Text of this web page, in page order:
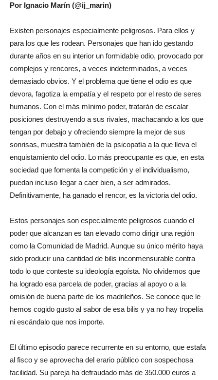
Por Ignacio Marín (@ij_marin)
Existen personajes especialmente peligrosos. Para ellos y
para los que les rodean. Personajes que han ido gestando
durante años en su interior un formidable odio, provocado por
complejos y rencores, a veces indeterminados, a veces
demasiado obvios. Y el problema que tiene el odio es que
devora, fagotiza la empatía y el respeto por el resto de seres
humanos. Con el más mínimo poder, tratarán de escalar
posiciones destruyendo a sus rivales, machacando a los que
tengan por debajo y ofreciendo siempre la mejor de sus
sonrisas, muestra también de la psicopatía a la que lleva el
enquistamiento del odio. Lo más preocupante es que, en esta
sociedad que fomenta la competición y el individualismo,
puedan incluso llegar a caer bien, a ser admirados.
Definitivamente, ha ganado el rencor, es la victoria del odio.
Estos personajes son especialmente peligrosos cuando el
poder que alcanzan es tan elevado como dirigir una región
como la Comunidad de Madrid. Aunque su único mérito haya
sido producir una cantidad de bilis inconmensurable contra
todo lo que conteste su ideología egoísta. No olvidemos que
ha logrado esa parcela de poder, gracias al apoyo o a la
omisión de buena parte de los madrileños. Se conoce que le
hemos cogido gusto al sabor de esa bilis y ya no hay tropelía
ni escándalo que nos importe.
El último episodio parece recurrente en su entorno, que estafa
al fisco y se aprovecha del erario público con sospechosa
facilidad. Su pareja ha defraudado más de 350.000 euros a